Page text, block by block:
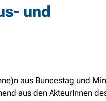
und
aus Bundestag und
aus den AkteurInnen